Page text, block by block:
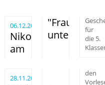
06.12.2017
Nikolaus
am
unterwegs
für
die 5.
28.11.2017
den